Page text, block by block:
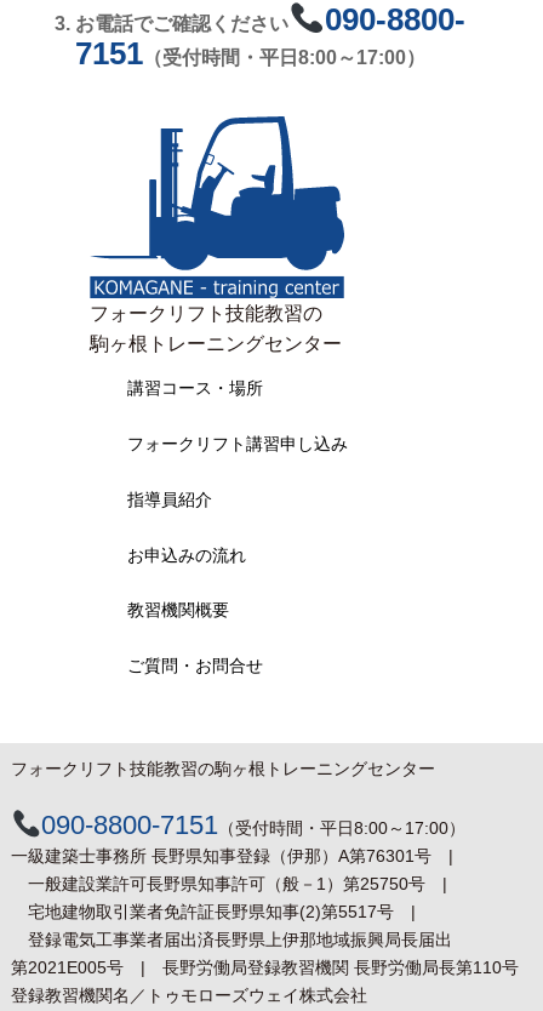
お電話でご確認ください
090-8800-
7151 （受付時間・平日8:00～17:00）
フォークリフト技能教習の
駒ヶ根トレーニングセンター
講習コース・場所
フォークリフト講習申し込み
指導員紹介
お申込みの流れ
教習機関概要
ご質問・お問合せ
フォークリフト技能教習の駒ヶ根トレーニングセンター
090-8800-7151 （受付時間・平日8:00～17:00）
一級建築士事務所 長野県知事登録（伊那） A第76301号 |
一般建設業許可長野県知事許可（般－1）第25750号 |
宅地建物取引業者免許証長野県知事(2)第5517号 |
登録電気工事業者届出済長野県上伊那地域振興局長届出
第2021E005号 | 長野労働局登録教習機関 長野労働局長第110号
登録教習機関名／トゥモローズウェイ株式会社